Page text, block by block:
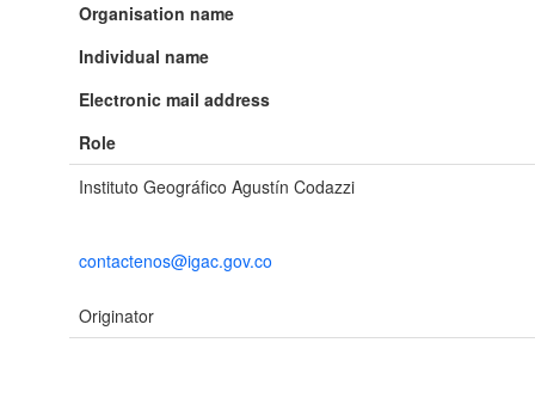
Organisation name
Individual name
Electronic mail address
Role
Instituto Geográfico Agustín Codazzi
contactenos@igac.gov.co
Originator